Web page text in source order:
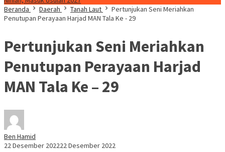
Beranda
Daerah Tanah Laut
Pertunjukan Seni Meriahkan
Penutupan Perayaan Harjad MAN Tala Ke - 29
Pertunjukan Seni Meriahkan
Penutupan Perayaan Harjad
MAN Tala Ke – 29
Ben Hamid
22 Desember 202222 Desember 2022